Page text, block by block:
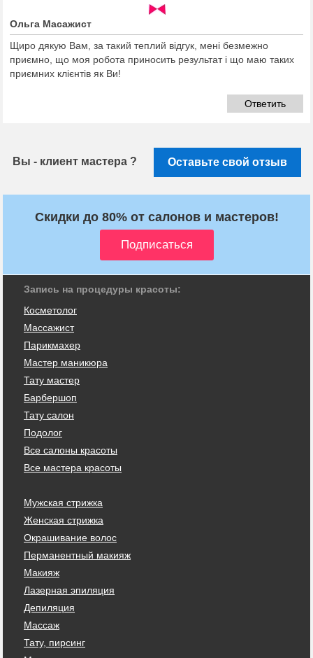
Ольга Масажист
Щиро дякую Вам, за такий теплий відгук, мені безмежно
приємно, що моя робота приносить результат і що маю таких
приємних клієнтів як Ви!
Ответить
Вы - клиент мастера ? Оставьте свой отзыв
Скидки до 80% от салонов и мастеров!
Запись на процедуры красоты:
Косметолог
Массажист
Парикмахер
Мастер маникюра
Тату мастер
Барбершоп
Тату салон
Подолог
Все салоны красоты
Все мастера красоты
Мужская стрижка
Женская стрижка
Окрашивание волос
Перманентный макияж
Макияж
Лазерная эпиляция
Депиляция
Массаж
Тату, пирсинг